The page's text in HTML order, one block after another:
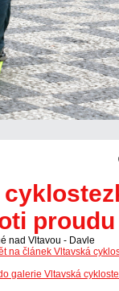
proudu
nad Vltavou - Davle
na článek Vltavská
galerie Vltavská